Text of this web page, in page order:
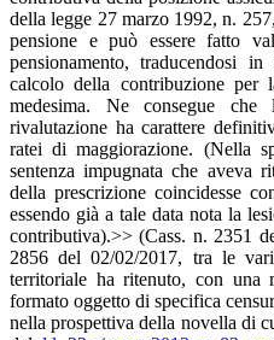
della legge 27 marzo 1992, n.
pensione e può essere fatto
pensionamento, traducendosi
calcolo della contribuzione per
medesima. Ne consegue
rivalutazione ha carattere
ratei di maggiorazione. (Nella
sentenza impugnata che aveva
della prescrizione coincidesse
essendo già a tale data nota la
contributiva).>> (Cass. n. 2351
2856 del 02/02/2017, tra le
territoriale ha ritenuto, con una
formato oggetto di specifica
nella prospettiva della novella di